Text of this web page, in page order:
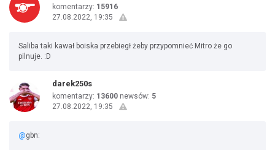
komentarzy: 15916
27.08.2022, 19:35
Saliba taki kawał boiska przebiegł żeby przypomnieć Mitro że go
pilnuje. :D
darek250s
komentarzy: 13600 newsów: 5
27.08.2022, 19:35
@gbn: